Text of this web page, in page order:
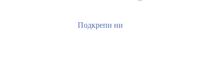
Подкрепи ни